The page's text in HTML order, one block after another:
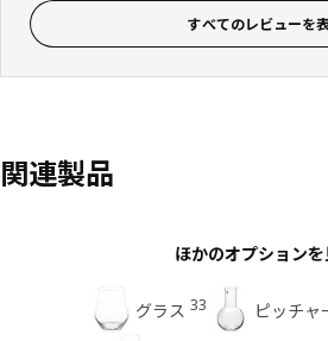
すべてのレビューを
関連製品
ほかのオプションを
グラス 33 ピッチャ